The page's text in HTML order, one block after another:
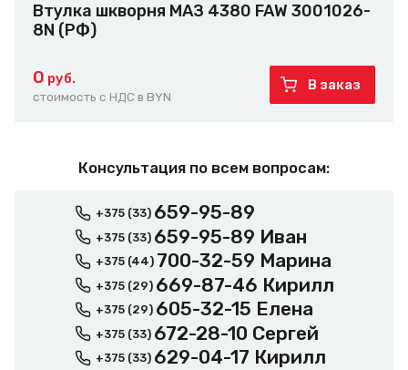
Втулка шкворня МАЗ 4380 FAW 3001026-
8N (РФ)
0 руб.
стоимость с НДС в BYN
В заказ
Консультация по всем вопросам:
+375 (33) 659-95-89
+375 (33) 659-95-89 Иван
+375 (44) 700-32-59 Марина
+375 (29) 669-87-46 Кирилл
+375 (29) 605-32-15 Елена
+375 (33) 672-28-10 Сергей
+375 (33) 629-04-17 Кирилл